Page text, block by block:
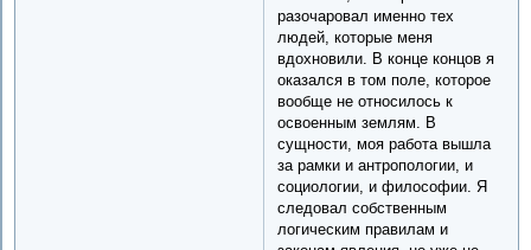
разочаровал именно тех
людей, которые меня
вдохновили. В конце концов я
оказался в том поле, которое
вообще не относилось к
освоенным землям. В
сущности, моя работа вышла
за рамки и антропологии, и
социологии, и философии. Я
следовал собственным
логическим правилам и